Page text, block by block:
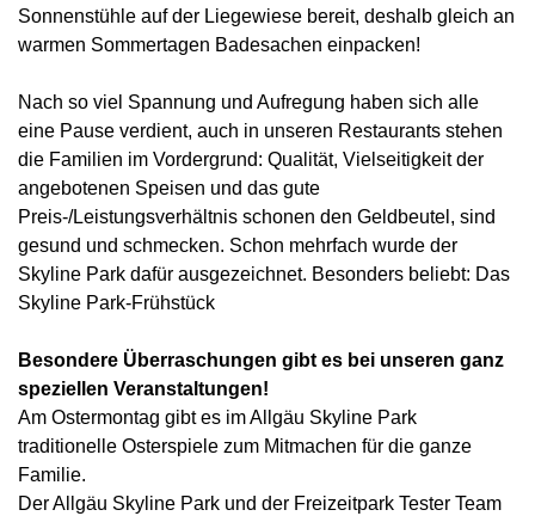
Sonnenstühle auf der Liegewiese bereit, deshalb gleich an
warmen Sommertagen Badesachen einpacken!
Nach so viel Spannung und Aufregung haben sich alle
eine Pause verdient, auch in unseren Restaurants stehen
die Familien im Vordergrund: Qualität, Vielseitigkeit der
angebotenen Speisen und das gute
Preis-/Leistungsverhältnis schonen den Geldbeutel, sind
gesund und schmecken. Schon mehrfach wurde der
Skyline Park dafür ausgezeichnet. Besonders beliebt: Das
Skyline Park-Frühstück
Besondere Überraschungen gibt es bei unseren ganz
speziellen Veranstaltungen!
Am Ostermontag gibt es im Allgäu Skyline Park
traditionelle Osterspiele zum Mitmachen für die ganze
Familie.
Der Allgäu Skyline Park und der Freizeitpark Tester Team